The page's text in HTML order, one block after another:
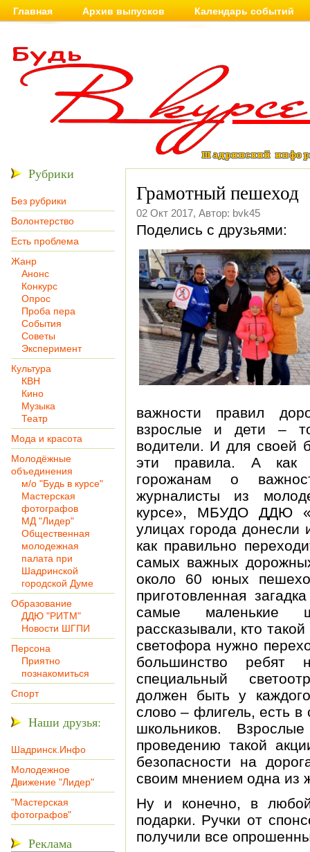
Главная Архив выпусков Календарь событий
Рубрики
Без рубрики
Волонтерство
Есть проблема
Жанр
Анонс
Конкурс
Опрос
Проба пера
События
Советы
Эксперимент
Культура
КВН
Кино
Музыка
Театр
Мода и красота
Молодёжные
объединения
м/о "Будь в курсе"
Мастерская
фотографов
МД "Лидер"
Общественная
молодежная
палата при
Шадринской
городской Думе
Образование
ДДЮ "РИТМ"
Новости ШГПИ
Персона
Приятно
познакомиться
Спорт
Наши друзья:
Шадринск.Инфо
Молодежное
Движение "Лидер"
"Мастерская
фотографов"
Реклама
Грамотный пешеход
02 Окт 2017, Автор: bvk45
Поделись с друзьями:
важности правил
взрослые и дети –
водители. И для своей
эти правила. А как
горожанам о
журналисты из
курсе», МБУДО ДДЮ
улицах города
как правильно
самых важных
около 60 юных
приготовленная
самые маленькие
рассказывали, кто
светофора нужно
большинство
специальный
должен быть у
слово – флигель, есть
школьников.
проведению такой
безопасности на
своим мнением одна из
Ну и конечно, в
подарки. Ручки от
получили все